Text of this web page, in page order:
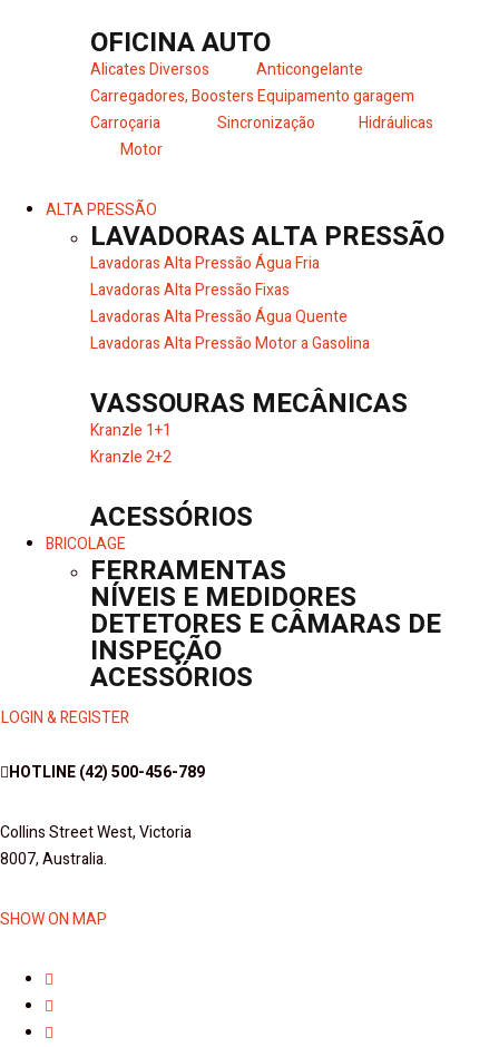
OFICINA AUTO
Alicates Diversos
Anticongelante
Carregadores, BoostersEquipamento garagem
Carroçaria
Sincronização
Hidráulicas
Motor
ALTA PRESSÃO
LAVADORAS ALTA PRESSÃO
Lavadoras Alta Pressão Água Fria
Lavadoras Alta Pressão Fixas
Lavadoras Alta Pressão Água Quente
Lavadoras Alta Pressão Motor a Gasolina
VASSOURAS MECÂNICAS
Kranzle 1+1
Kranzle 2+2
ACESSÓRIOS
BRICOLAGE
FERRAMENTAS
NÍVEIS E MEDIDORES
DETETORES E CÂMARAS DE
INSPEÇÃO
ACESSÓRIOS
LOGIN & REGISTER
HOTLINE(42) 500-456-789
Collins Street West, Victoria
8007, Australia.
SHOW ON MAP